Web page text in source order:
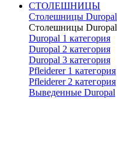
СТОЛЕШНИЦЫ
Столешницы Duropal
Столешницы Duropal
Duropal 1 категория
Duropal 2 категория
Duropal 3 категория
Pfleiderer 1 категория
Pfleiderer 2 категория
Выведенные Duropal